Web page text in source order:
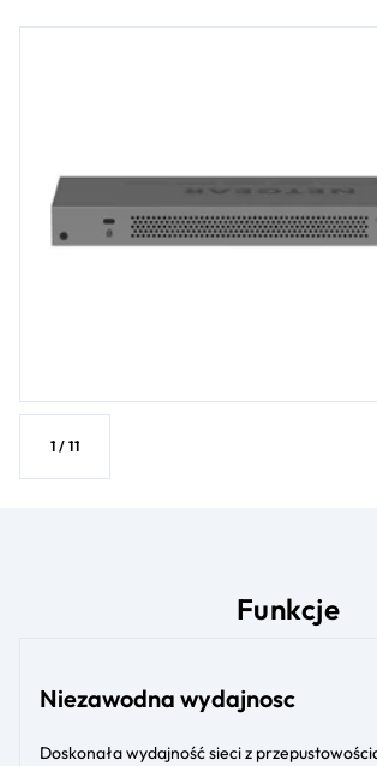
1 / 11
Funkcje
Niezawodna wydajnosc
Doskonała wydajność sieci z